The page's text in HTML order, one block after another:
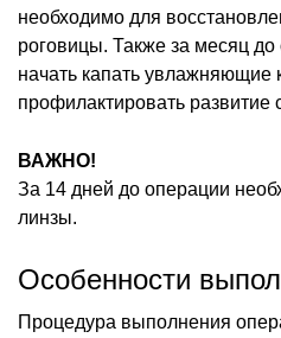
необходимо для
роговицы. Также за месяц
начать капать увлажняющие
профилактировать развитие
ВАЖНО!
За 14 дней до операции
линзы.
Особенности
Процедура выполнения